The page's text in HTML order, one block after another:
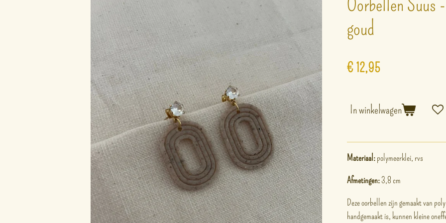
Oorbellen Suus
goud
€ 12,95
In winkelwagen
Materiaal:polymeerklei, rvs
Afmetingen:3,8 cm
Deze oorbellen zijn gemaakt van
handgemaakt is, kunnen kleine